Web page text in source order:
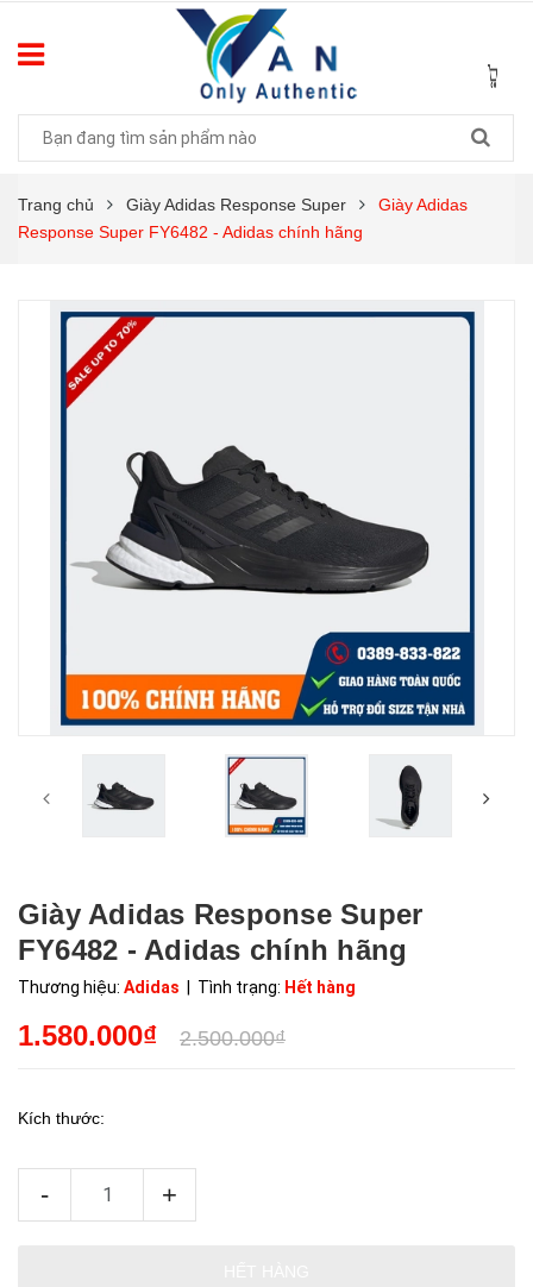
Trang chủ Giày Adidas Response Super
Giày Adidas
Response Super FY6482 - Adidas chính hãng
Giày Adidas Response Super
FY6482 - Adidas chính hãng
Thương hiệu: Adidas | Tình trạng: Hết hàng
1.580.000₫ 2.500.000₫
Kích thước:
- +